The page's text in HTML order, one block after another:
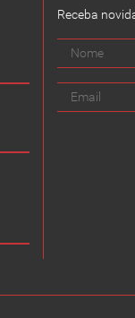
Receba